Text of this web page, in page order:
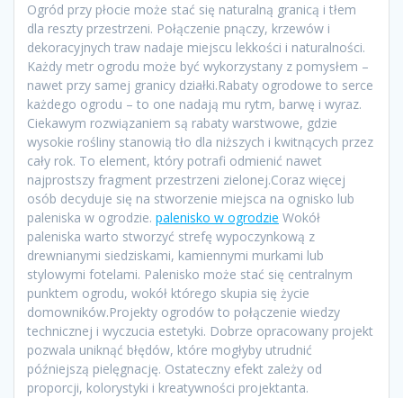
Ogród przy płocie może stać się naturalną granicą i tłem
dla reszty przestrzeni. Połączenie pnączy, krzewów i
dekoracyjnych traw nadaje miejscu lekkości i naturalności.
Każdy metr ogrodu może być wykorzystany z pomysłem –
nawet przy samej granicy działki.Rabaty ogrodowe to serce
każdego ogrodu – to one nadają mu rytm, barwę i wyraz.
Ciekawym rozwiązaniem są rabaty warstwowe, gdzie
wysokie rośliny stanowią tło dla niższych i kwitnących przez
cały rok. To element, który potrafi odmienić nawet
najprostszy fragment przestrzeni zielonej.Coraz więcej
osób decyduje się na stworzenie miejsca na ognisko lub
paleniska w ogrodzie. palenisko w ogrodzie Wokół
paleniska warto stworzyć strefę wypoczynkową z
drewnianymi siedziskami, kamiennymi murkami lub
stylowymi fotelami. Palenisko może stać się centralnym
punktem ogrodu, wokół którego skupia się życie
domowników.Projekty ogrodów to połączenie wiedzy
technicznej i wyczucia estetyki. Dobrze opracowany projekt
pozwala uniknąć błędów, które mogłyby utrudnić
późniejszą pielęgnację. Ostateczny efekt zależy od
proporcji, kolorystyki i kreatywności projektanta.